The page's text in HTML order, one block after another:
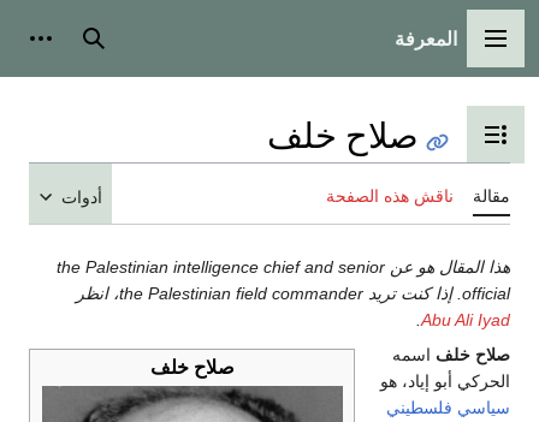
القائمة الرئيسية
المعرفة بحث
تبديل عرض جدول المحتويات
صلاح خلف
مقالة ناقش هذه الصفحة أدوات
هذا المقال هو عن the Palestinian intelligence chief and senior
official. إذا كنت تريد the Palestinian field commander، انظر
Abu Ali Iyad
صلاح خلف
صلاح خلف اسمه
الحركي أبو إياد، هو
سياسي فلسطيني